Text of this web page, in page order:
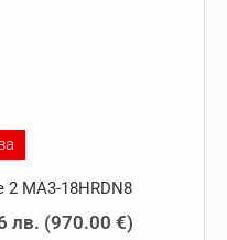
MA3-18HRDN8
лв.Текущата
(970.00 €)